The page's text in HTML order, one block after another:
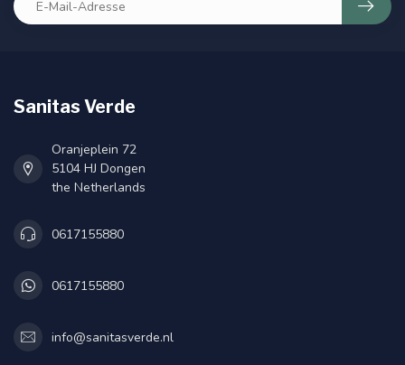
Sanitas Verde
Oranjeplein 72
5104 HJ Dongen
the Netherlands
0617155880
0617155880
info@sanitasverde.nl